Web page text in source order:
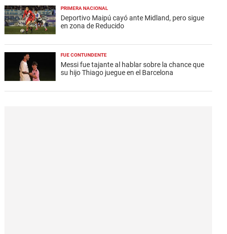
PRIMERA NACIONAL
Deportivo Maipú cayó ante Midland, pero sigue
en zona de Reducido
FUE CONTUNDENTE
Messi fue tajante al hablar sobre la chance que
su hijo Thiago juegue en el Barcelona